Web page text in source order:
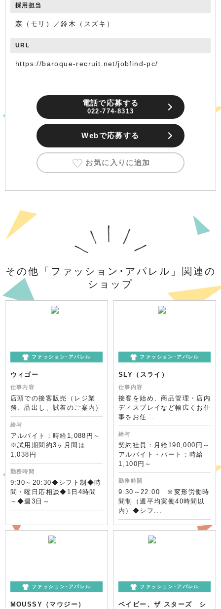
採用担当
森（モリ）／鈴木（スズキ）
URL
https://baroque-recruit.net/jobfind-pc/
電話で応募する
022-774-8313
Webで応募する
お気に入りに追加
その他「ファッション･アパレル」関連の
ショップ
ファッション･アパレル
ウィゴー
仕事内容
店頭での接客販売（レジ業
務、品出し、試着のご案内）
給与
アルバイト：時給1,088円～
※試用期間約3ヶ月間は
1,038円
勤務時間
9:30～20:30◆シフト制◆時
間・曜日応相談◆1日4時間
～◆週3日～
ファッション･アパレル
SLY（スライ）
仕事内容
接客を始め、商品管理・店内
ディスプレイなど幅広くお仕
事をお任...
給与
契約社員：月給190,000円～
アルバイト・パート：時給
1,100円～
勤務時間
9:30～22:00 ※変形労働時
間制（週平均実働40時間以
内）◆シフ...
ファッション･アパレル
MOUSSY（マウジー）
ファッション･アパレル
ベイビー、ザ スターズ シ